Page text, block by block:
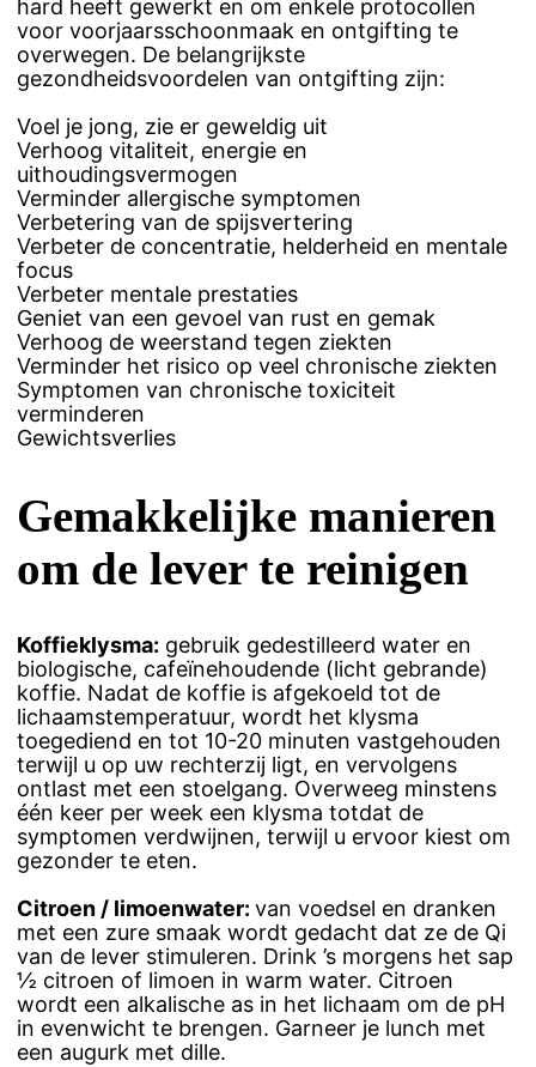
hard heeft gewerkt en om enkele protocollen
voor voorjaarsschoonmaak en ontgifting te
overwegen. De belangrijkste
gezondheidsvoordelen van ontgifting zijn:
Voel je jong, zie er geweldig uit
Verhoog vitaliteit, energie en
uithoudingsvermogen
Verminder allergische symptomen
Verbetering van de spijsvertering
Verbeter de concentratie, helderheid en mentale
focus
Verbeter mentale prestaties
Geniet van een gevoel van rust en gemak
Verhoog de weerstand tegen ziekten
Verminder het risico op veel chronische ziekten
Symptomen van chronische toxiciteit
verminderen
Gewichtsverlies
Gemakkelijke manieren
om de lever te reinigen
Koffieklysma: gebruik gedestilleerd water en
biologische, cafeïnehoudende (licht gebrande)
koffie. Nadat de koffie is afgekoeld tot de
lichaamstemperatuur, wordt het klysma
toegediend en tot 10-20 minuten vastgehouden
terwijl u op uw rechterzij ligt, en vervolgens
ontlast met een stoelgang. Overweeg minstens
één keer per week een klysma totdat de
symptomen verdwijnen, terwijl u ervoor kiest om
gezonder te eten.
Citroen / limoenwater: van voedsel en dranken
met een zure smaak wordt gedacht dat ze de Qi
van de lever stimuleren. Drink ’s morgens het sap
½ citroen of limoen in warm water. Citroen
wordt een alkalische as in het lichaam om de pH
in evenwicht te brengen. Garneer je lunch met
een augurk met dille.